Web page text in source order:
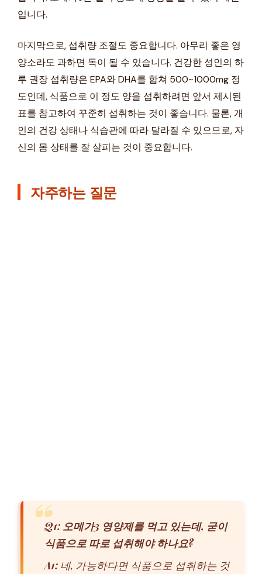
입니다.
마지막으로, 섭취량 조절도 중요합니다. 아무리 좋은 영
양소라도 과하면 독이 될 수 있습니다. 건강한 성인의 하
루 권장 섭취량은 EPA와 DHA를 합쳐 500~1000mg 정
도인데, 식품으로 이 정도 양을 섭취하려면 앞서 제시된
표를 참고하여 꾸준히 섭취하는 것이 좋습니다. 물론, 개
인의 건강 상태나 식습관에 따라 달라질 수 있으므로, 자
신의 몸 상태를 잘 살피는 것이 중요합니다.
자주하는 질문
Q1: 오메가3 영양제를 먹고 있는데, 굳이
식품으로 따로 섭취해야 하나요?
A1:네, 가능하다면 식품으로 섭취하는 것